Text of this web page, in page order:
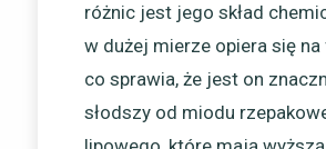
różnic jest jego skład
w dużej mierze opiera się
co sprawia, że jest on
słodszy od miodu